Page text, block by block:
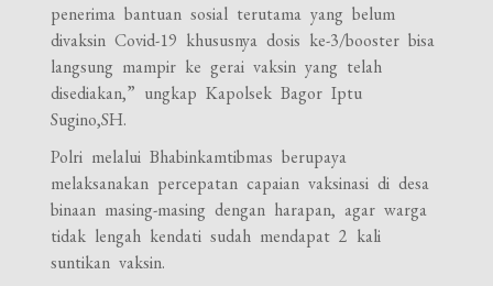
penerima bantuan sosial terutama yang belum
divaksin Covid-19 khususnya dosis ke-3/booster bisa
langsung mampir ke gerai vaksin yang telah
disediakan,” ungkap Kapolsek Bagor Iptu
Sugino,SH.
Polri melalui Bhabinkamtibmas berupaya
melaksanakan percepatan capaian vaksinasi di desa
binaan masing-masing dengan harapan, agar warga
tidak lengah kendati sudah mendapat 2 kali
suntikan vaksin.